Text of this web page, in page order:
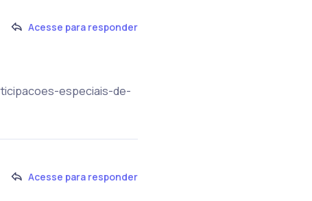
Acesse para responder
especiais-de-
Acesse para responder